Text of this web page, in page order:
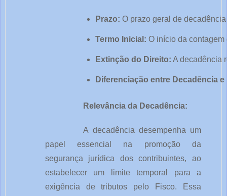
Prazo: O prazo geral de
Termo Inicial: O início da
Extinção do Direito: A decadência
Diferenciação entre Decadência
Relevância da Decadência:
A decadência desempenha um
papel essencial na promoção da
segurança jurídica dos contribuintes, ao
estabelecer um limite temporal para a
exigência de tributos pelo Fisco. Essa